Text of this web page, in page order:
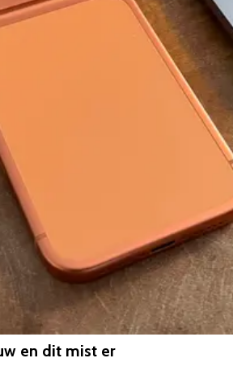
en dit mist er